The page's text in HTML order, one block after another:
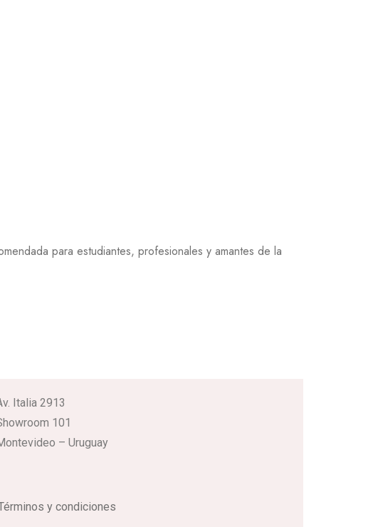
para estudiantes, profesionales y amantes de la
Italia 2913
101
– Uruguay
y condiciones